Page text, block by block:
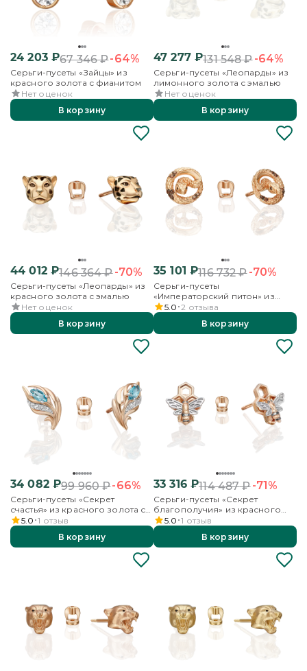
24 203₽67 346₽-64%
Серьги-пусеты «Зайцы» из
красного золота с фианитом
Нет оценок
В корзину
47 277₽131 548₽-64%
Серьги-пусеты «Леопарды» из
лимонного золота с эмалью
Нет оценок
В корзину
44 012₽146 364₽-70%
Серьги-пусеты «Леопарды» из
красного золота с эмалью
Нет оценок
В корзину
35 101 ₽116 732₽-70%
Серьги-пусеты
«Императорский питон» из
красного золота с фианитами
5.0 2 отзыва
В корзину
34 082₽99 960₽-66%
Серьги-пусеты «Секрет
счастья» из красного золота с
топазом и бесцветными
топазами
5.0 1 отзыв
В корзину
33 316₽114 487₽-71%
Серьги-пусеты «Секрет
благополучия» из красного
золота
5.0 1 отзыв
В корзину